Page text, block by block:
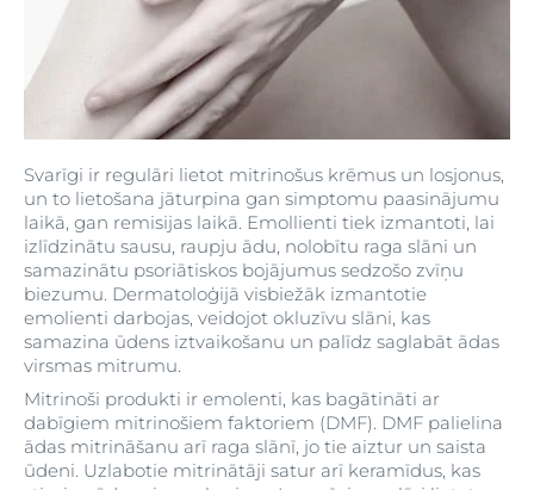
Svarīgi ir regulāri lietot mitrinošus krēmus un losjonus,
un to lietošana jāturpina gan simptomu paasinājumu
laikā, gan remisijas laikā. Emollienti tiek izmantoti, lai
izlīdzinātu sausu, raupju ādu, nolobītu raga slāni un
samazinātu psoriātiskos bojājumus sedzošo zvīņu
biezumu. Dermatoloģijā visbiežāk izmantotie
emolienti darbojas, veidojot okluzīvu slāni, kas
samazina ūdens iztvaikošanu un palīdz saglabāt ādas
virsmas mitrumu.
Mitrinoši produkti ir emolenti, kas bagātināti ar
dabīgiem mitrinošiem faktoriem (DMF). DMF palielina
ādas mitrināšanu arī raga slānī, jo tie aiztur un saista
ūdeni. Uzlabotie mitrinātāji satur arī keramīdus, kas